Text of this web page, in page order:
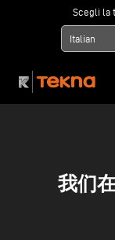
Scegli la
Italian
我们